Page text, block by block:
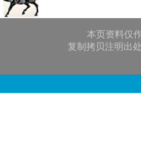
本页资料仅
复制拷贝注明出